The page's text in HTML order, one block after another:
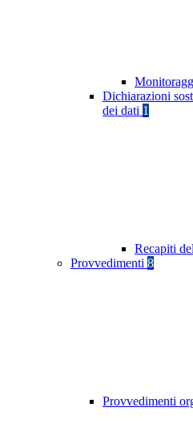
Dichiarazioni
dei dati 1
Recapiti
Provvedimenti 8
Provvedimenti